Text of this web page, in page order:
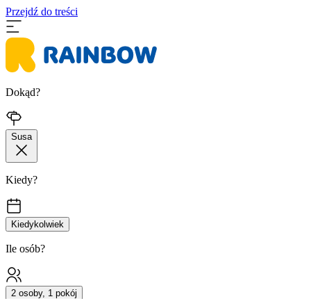
Przejdź do treści
Dokąd?
Susa
Kiedy?
Kiedykolwiek
Ile osób?
2 osoby, 1 pokój